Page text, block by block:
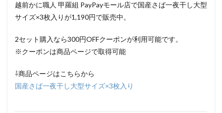
越前かに職人 甲羅組 PayPayモール店で国産さば一夜干し大型
サイズ×3枚入りが1,190円で販売中。
2セット購入なら300円OFFクーポンが利用可能です。
※クーポンは商品ページで取得可能
⇩商品ページはこちらから
国産さば一夜干し大型サイズ×3枚入り